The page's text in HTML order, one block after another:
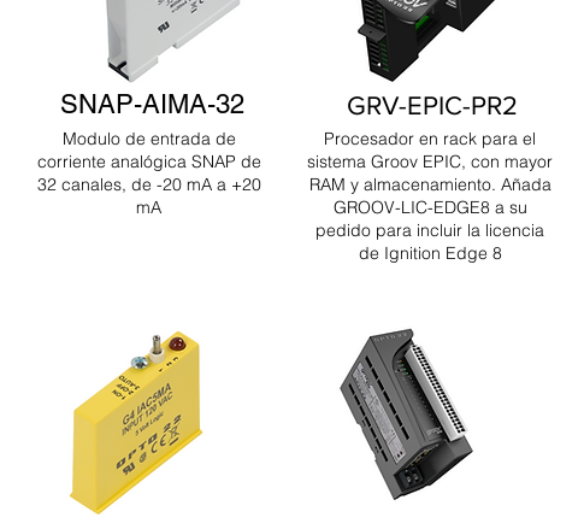
SNAP-AIMA-32 GRV-EPIC-PR2
Modulo de entrada de
corriente analógica SNAP de
32 canales, de -20 mA a +20
mA
Procesador en rack para el
sistema Groov EPIC, con mayor
RAM y almacenamiento. Añada
GROOV-LIC-EDGE8 a su
pedido para incluir la licencia
de Ignition Edge 8